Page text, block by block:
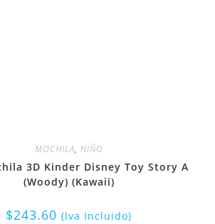
MOCHILA, NIÑO
3D Kinder Disney Toy Story A
(Woody) (Kawaii)
$243.60 (Iva Incluido)